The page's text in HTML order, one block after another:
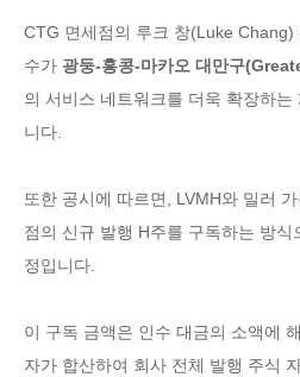
CTG 면세점의 루크 창(Luke Chang)
수가 광둥-홍콩-마카오 대만구
의 서비스 네트워크를 더욱 확장하
니다.
또한 공시에 따르면, LVMH와 밀러
점의 신규 발행 H주를 구독하는 방식
정입니다.
이 구독 금액은 인수 대금의 소액에
자가 합산하여 회사 전체 발행 주식